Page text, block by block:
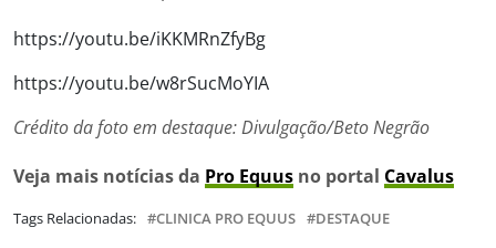
https://youtu.be/iKKMRnZfyBg
https://youtu.be/w8rSucMoYIA
Crédito da foto em destaque: Divulgação/Beto Negrão
Veja mais notícias da Pro Equus no portal Cavalus
Tags Relacionadas: CLINICA PRO EQUUS DESTAQUE